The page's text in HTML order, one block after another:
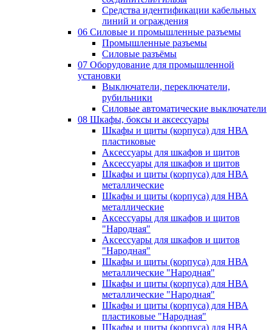
Средства идентификации кабельных
линий и ограждения
06 Силовые и промышленные разъемы
Промышленные разъемы
Силовые разъёмы
07 Оборудование для промышленной
установки
Выключатели, переключатели,
рубильники
Силовые автоматические выключатели
08 Шкафы, боксы и аксессуары
Шкафы и щиты (корпуса) для НВА
пластиковые
Аксессуары для шкафов и щитов
Аксессуары для шкафов и щитов
Шкафы и щиты (корпуса) для НВА
металлические
Шкафы и щиты (корпуса) для НВА
металлические
Аксессуары для шкафов и щитов
"Народная"
Аксессуары для шкафов и щитов
"Народная"
Шкафы и щиты (корпуса) для НВА
металлические "Народная"
Шкафы и щиты (корпуса) для НВА
металлические "Народная"
Шкафы и щиты (корпуса) для НВА
пластиковые "Народная"
Шкафы и щиты (корпуса) для НВА